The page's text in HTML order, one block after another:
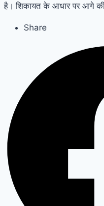
है। शिकायत के आधार पर आगे की
Share